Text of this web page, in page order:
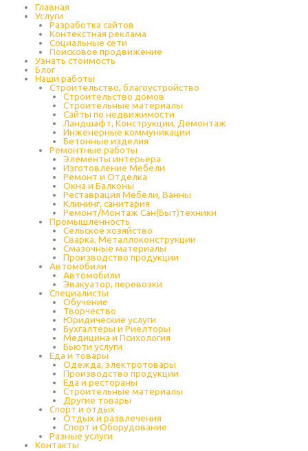
Главная
Услуги
Разработка сайтов
Контекстная реклама
Социальные сети
Поисковое продвижение
Узнать стоимость
Блог
Наши работы
Строительство, благоустройство
Строительство домов
Строительные материалы
Сайты по недвижимости
Ландшафт, Конструкции, Демонтаж
Инженерные коммуникации
Бетонные изделия
Ремонтные работы
Элементы интерьера
Изготовление Мебели
Ремонт и Отделка
Окна и Балконы
Реставрация Мебели, Ванны
Клининг, санитария
Ремонт/Монтаж Сан(Быт)техники
Промышленность
Cельское хозяйство
Сварка, Металлоконструкции
Cмазочные материалы
Производство продукции
Автомобили
Автомобили
Эвакуатор, перевозки
Специалисты
Обучение
Творчество
Юридические услуги
Бухгалтеры и Риелторы
Медицина и Психология
Бьюти услуги
Еда и товары
Одежда, электротовары
Производство продукции
Еда и рестораны
Строительные материалы
Другие товары
Спорт и отдых
Отдых и развлечения
Спорт и Оборудование
Разные услуги
Контакты